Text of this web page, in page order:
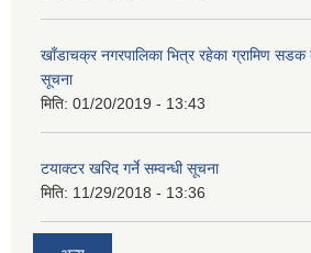
खाँडाचक्र नगरपालिका भित्र रहेका ग्रामिण सडक
सूचना
मिति: 01/20/2019 - 13:43
टयाक्टर खरिद गर्ने सम्वन्धी सूचना
मिति: 11/29/2018 - 13:36